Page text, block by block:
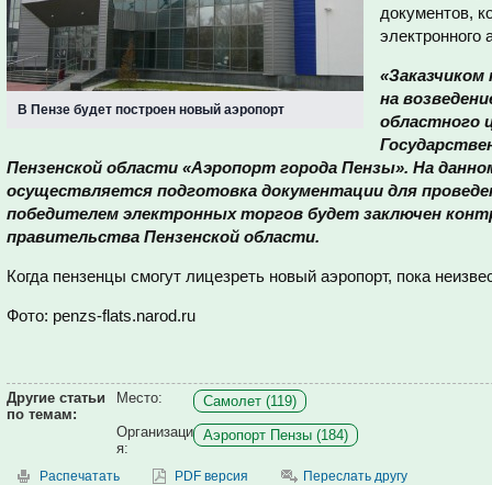
В Пензе будет построен новый аэропорт
документов,
электронного
на
областного
Пензенской области «Аэропорт города Пензы». На
осуществляется подготовка документации для
победителем электронных торгов будет заключен
правительства Пензенской области.
Когда пензенцы смогут лицезреть новый аэропорт, пока
Фото: penzs-flats.narod.ru
Другие статьи
по темам:
Место:
Самолет (119)
Организаци
я:
Аэропорт Пензы (184)
Распечатать PDF версия Переслать другу